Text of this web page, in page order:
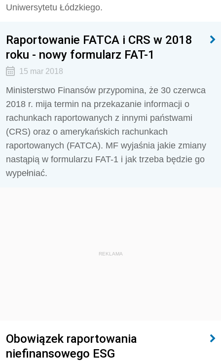
Uniwersytetu Łódzkiego.
Raportowanie FATCA i CRS w 2018
roku - nowy formularz FAT-1
15 mar 2018
Ministerstwo Finansów przypomina, że 30 czerwca
2018 r. mija termin na przekazanie informacji o
rachunkach raportowanych z innymi państwami
(CRS) oraz o amerykańskich rachunkach
raportowanych (FATCA). MF wyjaśnia jakie zmiany
nastąpią w formularzu FAT-1 i jak trzeba będzie go
wypełniać.
REKLAMA
Obowiązek raportowania
niefinansowego ESG